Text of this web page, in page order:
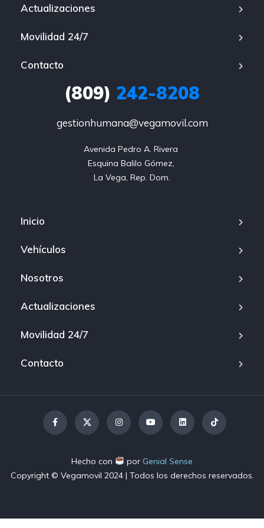
Actualizaciones
Movilidad 24/7
Contacto
(809) 242-8208
gestionhumana@vegamovil.com
Avenida Pedro A. Rivera
Esquina Balilo Gómez,
La Vega, Rep. Dom.
Inicio
Vehículos
Nosotros
Actualizaciones
Movilidad 24/7
Contacto
Hecho con por Genial Sense
Copyright © Vegamovil 2024| Todos los derechos reservados.